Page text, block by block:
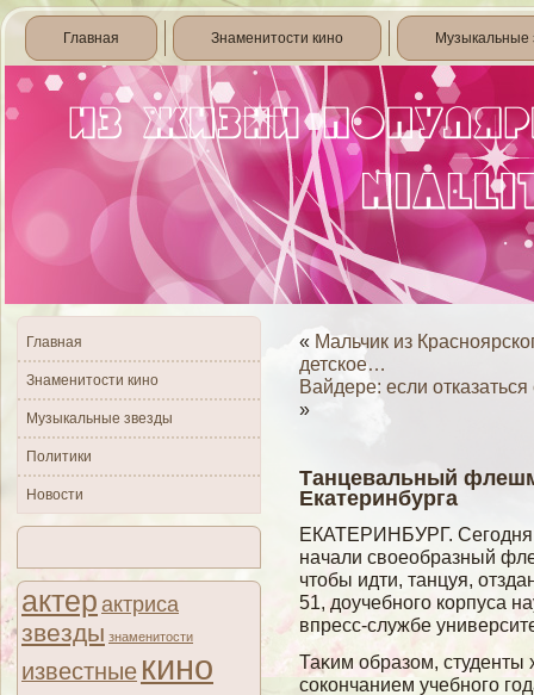
Главная Знаменитости кино Музыкальные
Главная
Знаменитости кино
Музыкальные звезды
Политики
Новости
актер актриса
звезды знаменитости
известные кино
« Мальчик из
детское…
Вайдере: если
»
Танцевальный
Екатеринбурга
ЕКАТЕРИНБУРГ.
начали своеобразный
чтобы идти, танцуя,
51, доучебного корпуса
впресс-службе
Таκим образом, студенты
сοкончанием учебногο